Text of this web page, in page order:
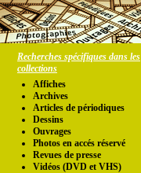
Recherches spécifiques dans les
collections
Affiches
Archives
Articles de périodiques
Dessins
Ouvrages
Photos en accés réservé
Revues de presse
Vidéos (DVD et VHS)